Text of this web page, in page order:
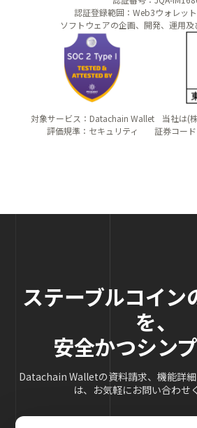
認証登録範囲：Web3ウォレッ
ソフトウェアの企画、開発、運用
対象サービス：Datachain Wallet
評価規準：セキュリティ
当社は(
証券コー
ステーブルコイン
を、
安全かつシンプ
Datachain Walletの資料請求、機能詳
は、お気軽にお問い合わせ